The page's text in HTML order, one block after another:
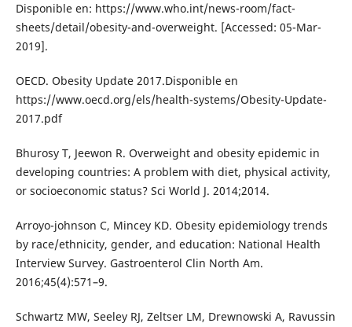
Disponible en: https://www.who.int/news-room/fact-
sheets/detail/obesity-and-overweight. [Accessed: 05-Mar-
2019].
OECD. Obesity Update 2017.Disponible en
https://www.oecd.org/els/health-systems/Obesity-Update-
2017.pdf
Bhurosy T, Jeewon R. Overweight and obesity epidemic in
developing countries: A problem with diet, physical activity,
or socioeconomic status? Sci World J. 2014;2014.
Arroyo-johnson C, Mincey KD. Obesity epidemiology trends
by race/ethnicity, gender, and education: National Health
Interview Survey. Gastroenterol Clin North Am.
2016;45(4):571–9.
Schwartz MW, Seeley RJ, Zeltser LM, Drewnowski A, Ravussin